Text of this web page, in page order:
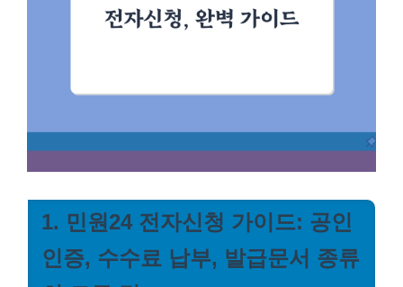
1. 민원24 전자신청 가이드: 공인
인증, 수수료 납부, 발급문서 종류